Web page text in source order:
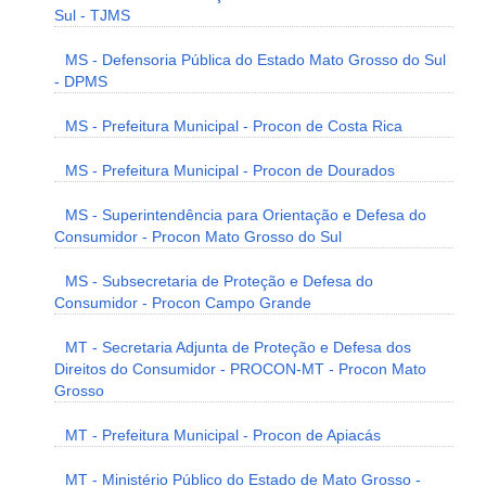
Sul - TJMS
MS - Defensoria Pública do Estado Mato Grosso do Sul
- DPMS
MS - Prefeitura Municipal - Procon de Costa Rica
MS - Prefeitura Municipal - Procon de Dourados
MS - Superintendência para Orientação e Defesa do
Consumidor - Procon Mato Grosso do Sul
MS - Subsecretaria de Proteção e Defesa do
Consumidor - Procon Campo Grande
MT - Secretaria Adjunta de Proteção e Defesa dos
Direitos do Consumidor - PROCON-MT - Procon Mato
Grosso
MT - Prefeitura Municipal - Procon de Apiacás
MT - Ministério Público do Estado de Mato Grosso -